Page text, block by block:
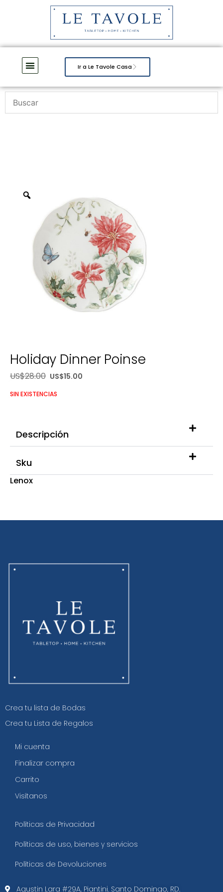
Ir a Le Tavole Casa
Holiday Dinner Poinse
US$28.00 US$15.00
SIN EXISTENCIAS
Descripción
Sku
Lenox
Crea tu lista de Bodas
Crea tu Lista de Regalos
Mi cuenta
Finalizar compra
Carrito
Visítanos
Políticas de Privacidad
Políticas de uso, bienes y servicios
Políticas de Devoluciones
Agustin Lara #29A, Piantini. Santo Domingo, RD.​